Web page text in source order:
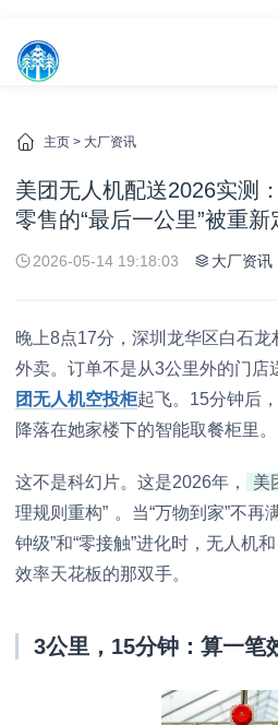
主页 > 大厂资讯
美团无人机配送2026实测
零售的“最后一公里”被重新
2026-05-14 19:18:03 大厂资讯
晚上8点17分，深圳龙华区白石龙
外卖。订单不是从3公里外的门店
团无人机空投柜起飞。15分钟后
降落在她家楼下的智能取餐柜里。
这不是科幻片。这是2026年，
美
理规则重构” 。当“万物到家”不再
钟级”和“零接触”进化时，无人机
效率天花板的那双手。
3公里，15分钟：算一笔